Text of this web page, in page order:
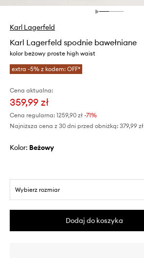
Karl Lagerfeld
Karl Lagerfeld spodnie bawełniane
kolor beżowy proste high waist
extra -5% z kodem: OFF*
Cena aktualna:
359,99 zł
Cena regularna: 1259,90 zł -71%
Najniższa cena z 30 dni przed obniżką: 379,99 zł
Kolor: beżowy
Wybierz rozmiar
Dodaj do koszyka